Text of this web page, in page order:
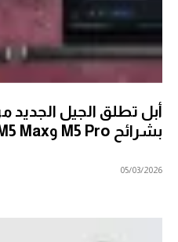
بشرائح M5 Pro وM5 Max
05/03/2026